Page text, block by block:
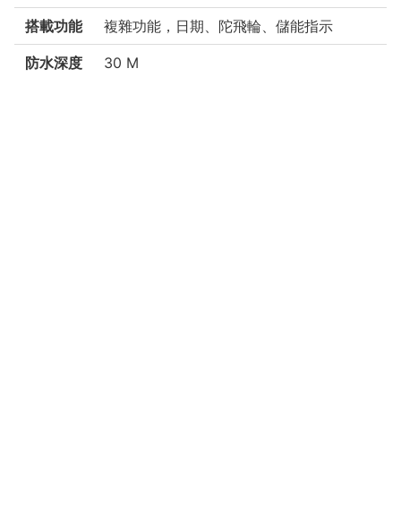
搭載功能 複雜功能，日期、陀飛輪、儲能指示
防水深度 30 M